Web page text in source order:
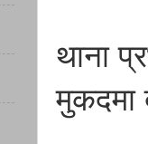
थाना
मुकदमा